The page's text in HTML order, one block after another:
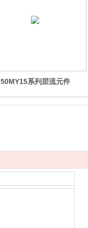
50MY15系列层流元件